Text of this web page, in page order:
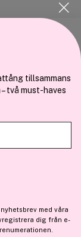
och
och annons-
i sin tur
du har
använt deras
tillsammans
två must-haves
med våra
dig från e-